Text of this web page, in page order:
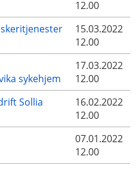
12.00
15.03.2022
12.00
sykehjem
17.03.2022
12.00
Sollia
16.02.2022
12.00
07.01.2022
12.00